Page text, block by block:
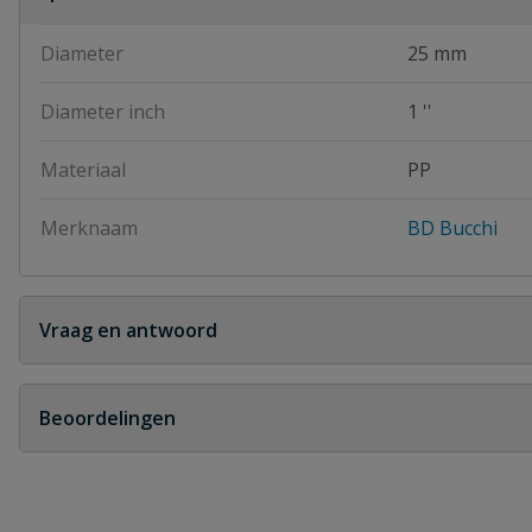
Diameter 25 mm
Diameter inch 1 ''
Materiaal PP
Merknaam BD Bucchi
Vraag en antwoord
Geen vragen
Beoordelingen